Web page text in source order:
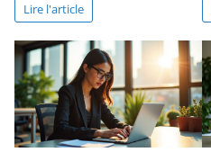
Lire l'article